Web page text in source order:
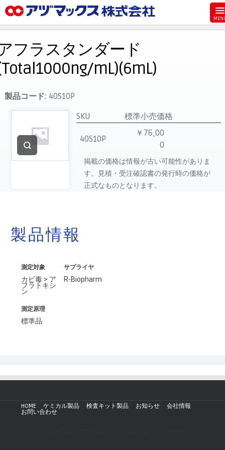
お気に入り
お買い物カゴ
ご注文
マイページ
主要取扱ブランド
代理店一覧
製品検索
フラスタンダード
mL)(6mL)
製品コード: 40S10P
SKU
標準小売価格
40S10P
￥76,00
0
掲載の価格は情報が古い可能性がありま
す。見積・受注確認書の発行時の価格が
正式なものとなります。
製品情報
測定対象
カビ毒 > ア
フラトキシ
ン
サプライヤ
R-Biopharm
測定原理
標準品
HOME ケミカル製品 検査キット製品 お知らせ
会社情報
お問い合わせ